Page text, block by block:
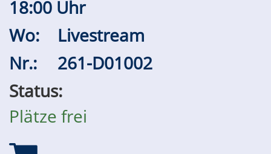
18:00 Uhr
Wo:
Livestream
Nr.:
261-D01002
Status:
Plätze frei